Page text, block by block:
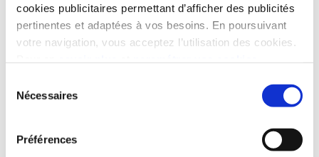
cookies publicitaires permettant d’afficher des publicités
pertinentes et adaptées à vos besoins. En poursuivant
votre navigation, vous acceptez l’utilisation des cookies.
Nécessaires
Préférences
Anglet et Biarritz.